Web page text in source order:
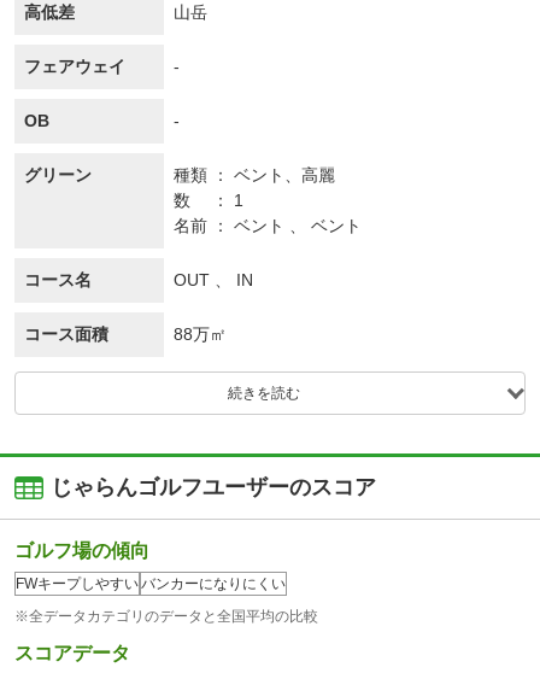
高低差 山岳
フェアウェイ -
OB -
グリーン 種類 ベント、高麗
数
1
名前
ベント 、 ベント
コース名 OUT 、 IN
コース面積 88万㎡
続きを読む
じゃらんゴルフユーザーのスコア
ゴルフ場の傾向
FWキープしやすいバンカーになりにくい
※全データカテゴリのデータと全国平均の比較
スコアデータ